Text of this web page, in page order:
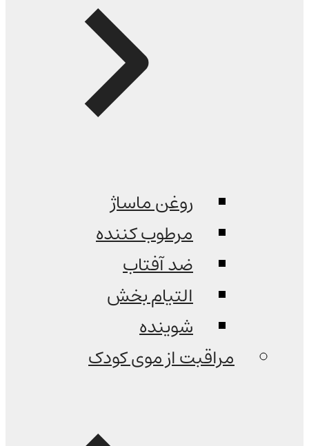
روغن ماساژ
مرطوب کننده
ضد آفتاب
التیام بخش
شوینده
مراقبت از موی کودک